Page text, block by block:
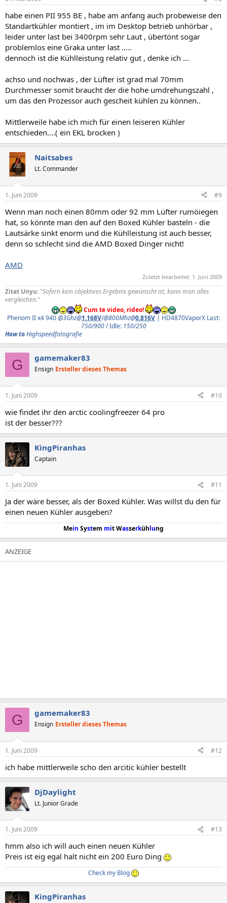
habe einen PII 955 BE , habe am anfang auch probeweise den
Standartkühler montiert , im im Desktop betrieb unhörbar ,
leider unter last bei 3400rpm sehr Laut , übertönt sogar
problemlos eine Graka unter last .....
dennoch ist die Kühlleistung relativ gut , denke ich ...
achso und nochwas , der Lüfter ist grad mal 70mm
Durchmesser somit braucht der die hohe umdrehungszahl ,
um das den Prozessor auch gescheit kühlen zu können..
Mittlerweile habe ich mich für einen leiseren Kühler
entschieden....( ein EKL brocken )
Naitsabes
Lt. Commander
1. Juni 2009 #9
Wenn man noch einen 80mm oder 92 mm Lüfter rumöiegen
hat, so könnte man den auf den Boxed Kühler basteln - die
Lautsärke sinkt enorm und die Kühlleistung ist auch besser,
denn so schlecht sind die AMD Boxed Dinger nicht!
AMD
Zuletzt bearbeitet: 1. Juni 2009
Zitat Unyu: "Sofern kein objektives Ergebnis gewünscht ist, kann man alles
vergleichen."
Cum te video, rideo!
Phenom II x4 940@3Ghz@1.168V/@800Mhz@0.816V | HD4870VaporX Last:
750/900/ Idle: 150/250
How toHighspeedfotografie
G gamemaker83
Ensign Ersteller dieses Themas
1. Juni 2009 #10
wie findet ihr den arctic coolingfreezer 64 pro
ist der besser???
KingPiranhas
Captain
1. Juni 2009 #11
Ja der wäre besser, als der Boxed Kühler. Was willst du den für
einen neuen Kühler ausgeben?
Mein System mit Wasserkühlung
G gamemaker83
Ensign Ersteller dieses Themas
1. Juni 2009 #12
ich habe mittlerweile scho den arcitic kühler bestellt
DjDaylight
Lt. Junior Grade
1. Juni 2009 #13
hmm also ich will auch einen neuen Kühler
Preis ist eig egal halt nicht ein 200 Euro Ding
Check my Blog
KingPiranhas